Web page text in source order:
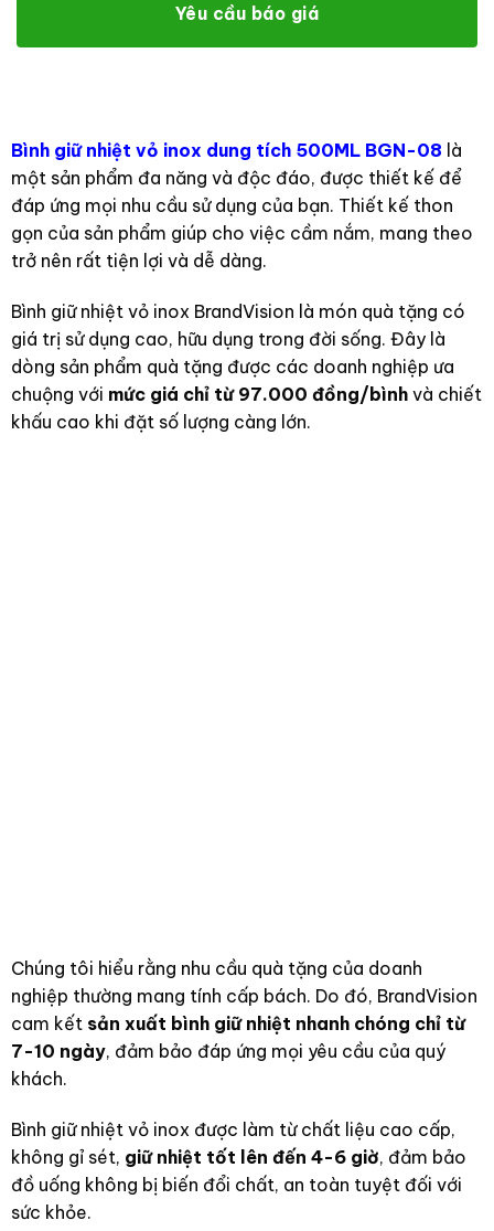
Yêu cầu báo giá
Bình giữ nhiệt vỏ inox dung tích 500ML BGN-08 là
một sản phẩm đa năng và độc đáo, được thiết kế để
đáp ứng mọi nhu cầu sử dụng của bạn. Thiết kế thon
gọn của sản phẩm giúp cho việc cầm nắm, mang theo
trở nên rất tiện lợi và dễ dàng.
Bình giữ nhiệt vỏ inox BrandVision là món quà tặng có
giá trị sử dụng cao, hữu dụng trong đời sống. Đây là
dòng sản phẩm quà tặng được các doanh nghiệp ưa
chuộng với mức giá chỉ từ 97.000 đồng/bìnhvà chiết
khấu cao khi đặt số lượng càng lớn.
Chúng tôi hiểu rằng nhu cầu quà tặng của doanh
nghiệp thường mang tính cấp bách. Do đó, BrandVision
cam kết sản xuất bình giữ nhiệt nhanh chóng chỉ từ
7-10 ngày, đảm bảo đáp ứng mọi yêu cầu của quý
khách.
Bình giữ nhiệt vỏ inox được làm từ chất liệu cao cấp,
không gỉ sét, giữ nhiệt tốt lên đến 4-6 giờ, đảm bảo
đồ uống không bị biến đổi chất, an toàn tuyệt đối với
sức khỏe.